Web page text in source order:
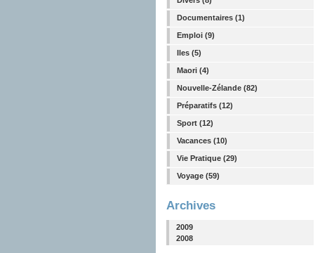
Documentaires (1)
Emploi (9)
Iles (5)
Maori (4)
Nouvelle-Zélande (82)
Préparatifs (12)
Sport (12)
Vacances (10)
Vie Pratique (29)
Voyage (59)
Archives
2009
2008